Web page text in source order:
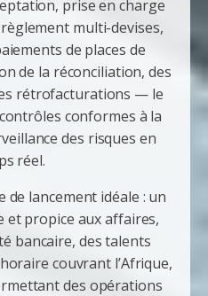
prise en charge
multi-devises,
de places de
de la réconciliation, des
rétrofacturations — le
conformes à la
des risques en
réel.
lancement idéale : un
propice aux affaires,
bancaire, des talents
couvrant l’Afrique,
des opérations